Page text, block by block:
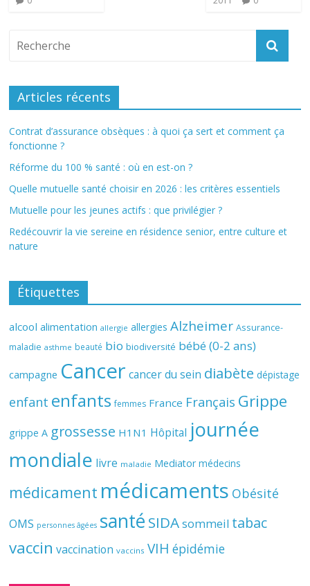
Articles récents
Contrat d’assurance obsèques : à quoi ça sert et comment ça
fonctionne ?
Réforme du 100 % santé : où en est-on ?
Quelle mutuelle santé choisir en 2026 : les critères essentiels
Mutuelle pour les jeunes actifs : que privilégier ?
Redécouvrir la vie sereine en résidence senior, entre culture et
nature
Étiquettes
alcool alimentation allergie allergies Alzheimer Assurance-
maladie asthme beauté bio biodiversité bébé (0-2 ans)
campagne Cancer cancer du sein diabète dépistage
enfant enfants femmes France Français Grippe
grippe A grossesse H1N1 Hôpital journée
mondiale livre maladie Mediator médecins
médicament médicaments Obésité
OMS personnes âgées santé SIDAsommeil tabac
vaccin vaccination vaccins VIH épidémie